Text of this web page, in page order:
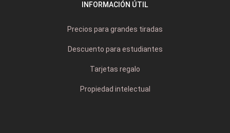
INFORMACIÓN ÚTIL
Precios para grandes tiradas
Descuento para estudiantes
Tarjetas regalo
Propiedad intelectual